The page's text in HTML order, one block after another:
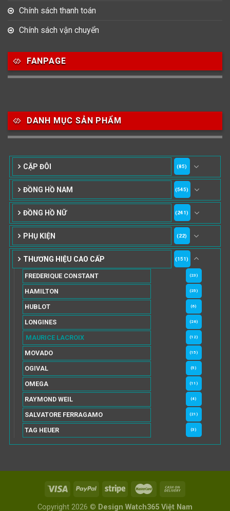
Chính sách thanh toán
Chính sách vận chuyển
FANPAGE
DANH MỤC SẢN PHẨM
CẶP ĐÔI (85)
ĐỒNG HỒ NAM (545)
ĐỒNG HỒ NỮ (241)
PHỤ KIỆN (22)
THƯƠNG HIỆU CAO CẤP (151)
FREDERIQUE CONSTANT (23)
HAMILTON (25)
HUBLOT (6)
LONGINES (26)
MAURICE LACROIX (12)
MOVADO (15)
OGIVAL (5)
OMEGA (11)
RAYMOND WEIL (4)
SALVATORE FERRAGAMO (21)
TAG HEUER (3)
Copyright 2026 © Design Watch365 Việt Nam